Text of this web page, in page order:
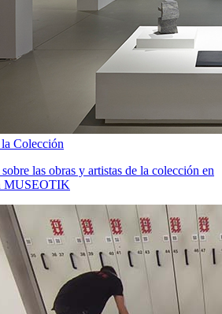
Colección
las obras y artistas de la colección en
MUSEOTIK